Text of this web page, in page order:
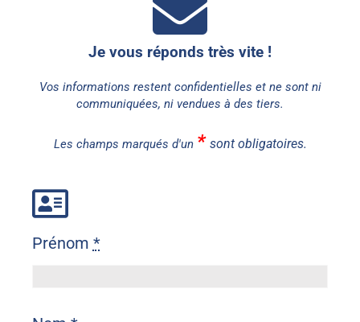
Je vous réponds très vite !
Vos informations restent confidentielles et ne sont ni
communiquées, ni vendues à des tiers.
Les champs marqués d'un * sont obligatoires.
Prénom *